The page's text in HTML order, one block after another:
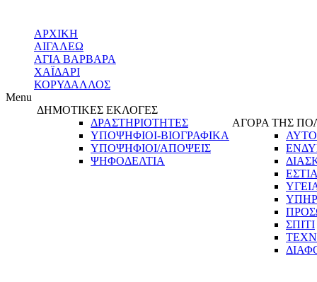
ΑΡΧΙΚΗ
ΑΙΓΑΛΕΩ
ΑΓΙΑ ΒΑΡΒΑΡΑ
ΧΑΪΔΑΡΙ
ΚΟΡΥΔΑΛΛΟΣ
Menu
ΔΗΜΟΤΙΚΕΣ ΕΚΛΟΓΕΣ
ΔΡΑΣΤΗΡΙΟΤΗΤΕΣ
ΥΠΟΨΗΦΙΟΙ-ΒΙΟΓΡΑΦΙΚΑ
ΥΠΟΨΗΦΙΟΙ/ΑΠΟΨΕΙΣ
ΨΗΦΟΔΕΛΤΙΑ
ΑΓΟΡΑ ΤΗΣ
ΣΠΙΤΙ